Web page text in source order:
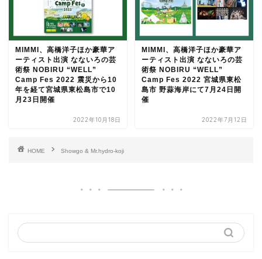
MIMMI、高橋洋子ほか豪華ア
ーティスト出演 なないろの芸
術祭 NOBIRU “WELL”
Camp Fes 2022 震災から10
年を経て宮城県東松島市で10
月23日開催
2022年10月18日
MIMMI、高橋洋子ほか豪華ア
ーティスト出演 なないろの芸
術祭 NOBIRU “WELL”
Camp Fes 2022 宮城県東松
島市 野蒜海岸にて7月24日開
催
2022年7月12日
HOME Showgo & Mr.hydro-koji